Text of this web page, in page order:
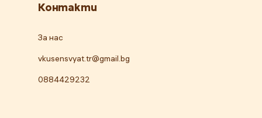
Контакти
За нас
vkusensvyat.tr@gmail.bg
0884429232